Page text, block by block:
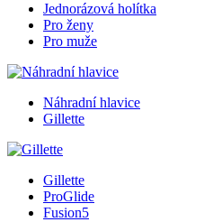
Jednorázová holítka
Pro ženy
Pro muže
Náhradní hlavice
Gillette
Gillette
ProGlide
Fusion5